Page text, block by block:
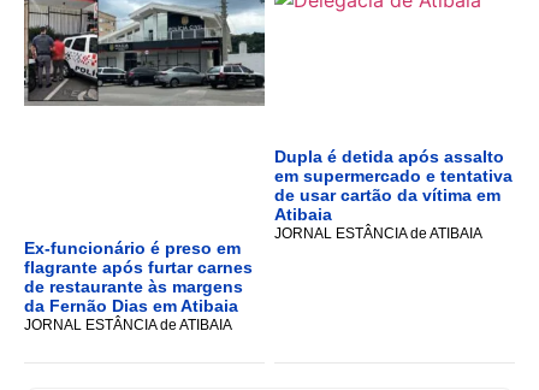
Ex-funcionário é preso em
flagrante após furtar carnes
de restaurante às margens
da Fernão Dias em Atibaia
JORNAL ESTÂNCIA de ATIBAIA
Dupla é detida após assalto
em supermercado e tentativa
de usar cartão da vítima em
Atibaia
JORNAL ESTÂNCIA de ATIBAIA